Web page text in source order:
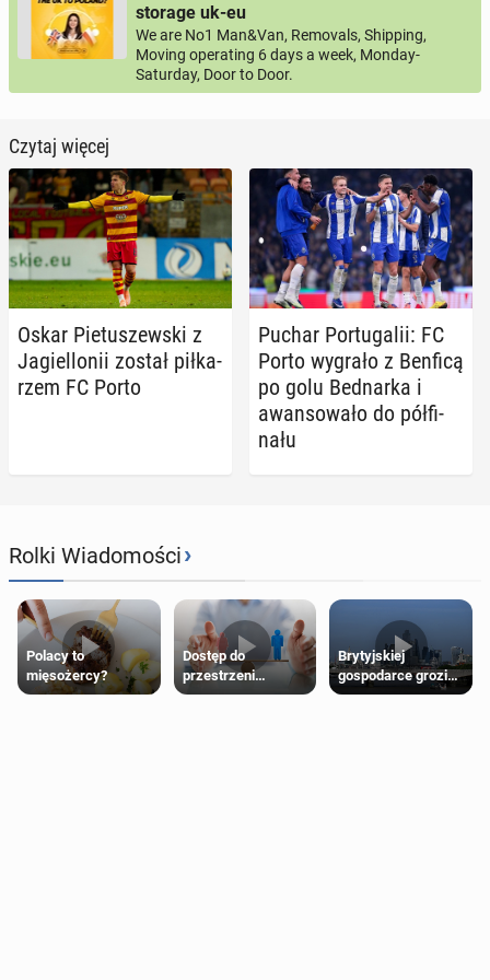
storage uk-eu
We are No1 Man&Van, Removals, Shipping,
Moving operating 6 days a week, Monday-
Saturday, Door to Door.
Czytaj więcej
Oskar Pie­tu­szew­ski z
Ja­giel­lo­nii został pił­ka­
rzem FC Porto
Puchar Por­tu­ga­lii: FC
Porto wygrało z Benficą
po golu Bed­nar­ka i
awan­so­wa­ło do pół­fi­
na­łu
Rolki Wiadomości›
Polacy to
mięsożercy?
Dostęp do
przestrzeni
przeznaczonych
Brytyjskiej
gospodarce grozi
recesja, jeśli